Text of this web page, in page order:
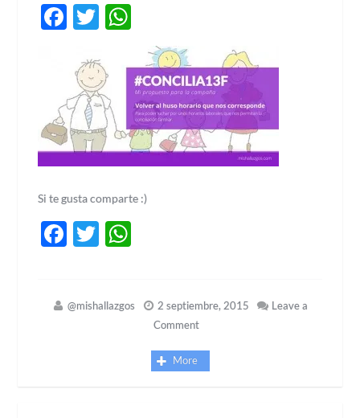
Facebook
Twitter
Si te gusta comparte :)
Facebook
Twitter
@mishallazgos 2 septiembre, 2015
Leave a
Comment
More